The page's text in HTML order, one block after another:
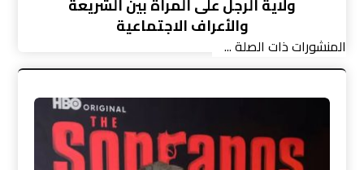
ولاية الرجل على المرأة بين الشريعة
والأعراف الاجتماعية
المنشورات ذات الصلة ...